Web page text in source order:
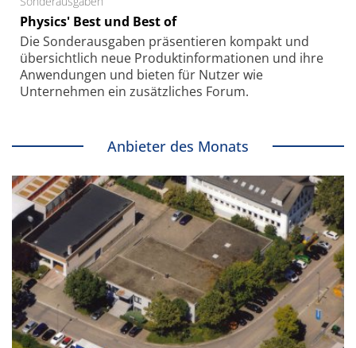
Physics' Best und Best of
Die Sonder­ausgaben präsentieren kompakt und
übersichtlich neue Produkt­informationen und ihre
Anwendungen und bieten für Nutzer wie
Unternehmen ein zusätzliches Forum.
Anbieter des Monats